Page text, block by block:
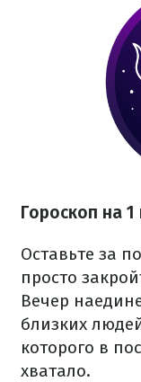
Гороскоп на
Оставьте за
просто
Вечер
близких
которого в
хватало.